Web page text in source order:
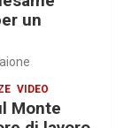
un
VIDEO
Monte